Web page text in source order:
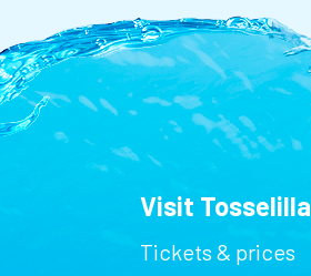
Visit Tosselilla
Tickets & prices